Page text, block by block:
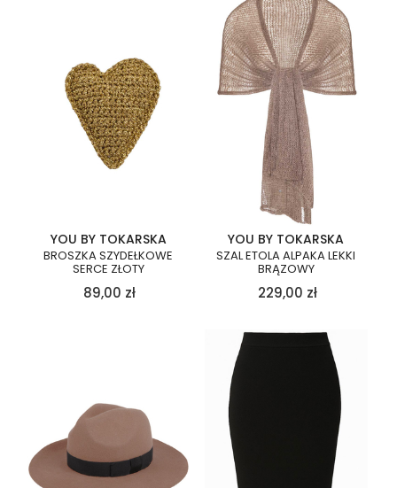
YOU BY TOKARSKA
BROSZKA SZYDEŁKOWE
SERCE ZŁOTY
89,00 zł
YOU BY TOKARSKA
SZAL ETOLA ALPAKA LEKKI
BRĄZOWY
229,00 zł